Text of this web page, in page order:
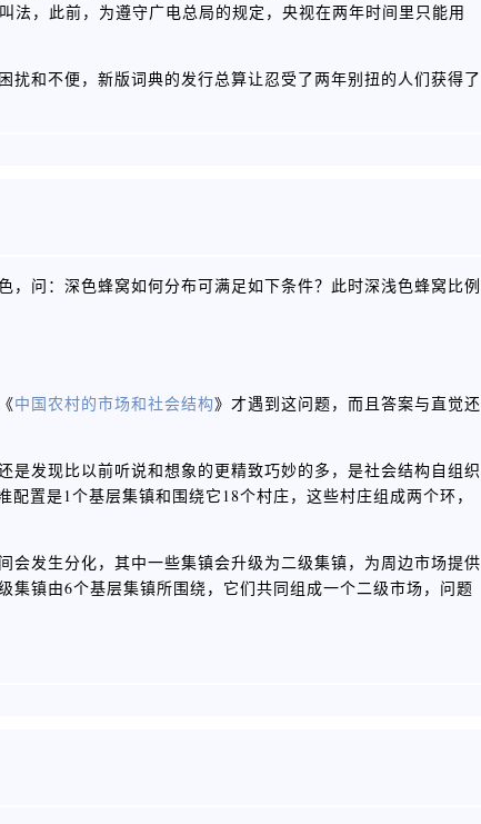
，此前，为遵守广电总局的规定，央视在两年时间里只能用
和不便，新版词典的发行总算让忍受了两年别扭的人们获得了
问：深色蜂窝如何分布可满足如下条件？此时深浅色蜂窝比例
中国农村的市场和社会结构》才遇到这问题，而且答案与直觉还
发现比以前听说和想象的更精致巧妙的多，是社会结构自组织
置是1个基层集镇和围绕它18个村庄，这些村庄组成两个环，
发生分化，其中一些集镇会升级为二级集镇，为周边市场提供
镇由6个基层集镇所围绕，它们共同组成一个二级市场，问题